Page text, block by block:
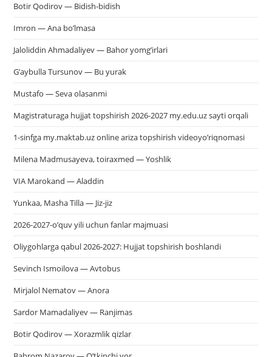
Botir Qodirov — Bidish-bidish
Imron — Ana bo’lmasa
Jaloliddin Ahmadaliyev — Bahor yomg’irlari
G’aybulla Tursunov — Bu yurak
Mustafo — Seva olasanmi
Magistraturaga hujjat topshirish 2026-2027 my.edu.uz sayti orqali
1-sinfga my.maktab.uz online ariza topshirish videoyo’riqnomasi
Milena Madmusayeva, toiraxmed — Yoshlik
VIA Marokand — Aladdin
Yunkaa, Masha Tilla — Jiz-jiz
2026-2027-o’quv yili uchun fanlar majmuasi
Oliygohlarga qabul 2026-2027: Hujjat topshirish boshlandi
Sevinch Ismoilova — Avtobus
Mirjalol Nematov — Anora
Sardor Mamadaliyev — Ranjimas
Botir Qodirov — Xorazmlik qizlar